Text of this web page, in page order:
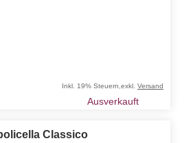
Inkl. 19% Steuern exkl. Versand
Ausverkauft
Classico